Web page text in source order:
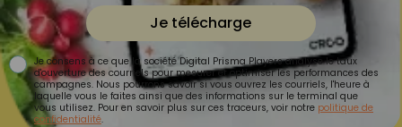
Je télécharge
Je consens à ce que la société Digital Prisma Players analyse le taux
d'ouverture des courriels pour mesurer et optimiser les performances des
campagnes. Nous pourrons savoir si vous ouvrez les courriels, l'heure à
laquelle vous le faites ainsi que des informations sur le terminal que
vous utilisez. Pour en savoir plus sur ces traceurs, voir notre politique de
confidentialité.